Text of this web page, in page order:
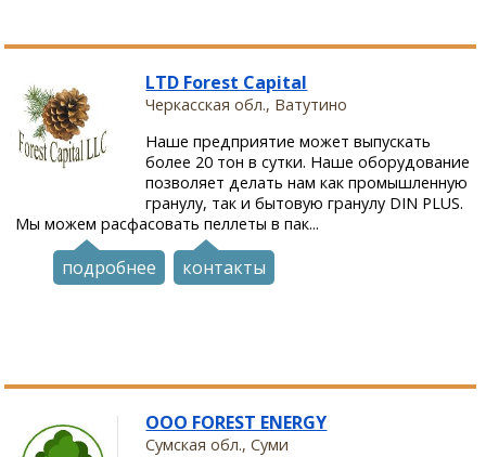
LTD Forest Capital
Черкасская обл., Ватутино
Наше предприятие может выпускать
более 20 тон в сутки. Наше оборудование
позволяет делать нам как промышленную
гранулу, так и бытовую гранулу DIN PLUS.
Мы можем расфасовать пеллеты в пак...
подробнее контакты
OOO FOREST ENERGY
Сумская обл., Суми